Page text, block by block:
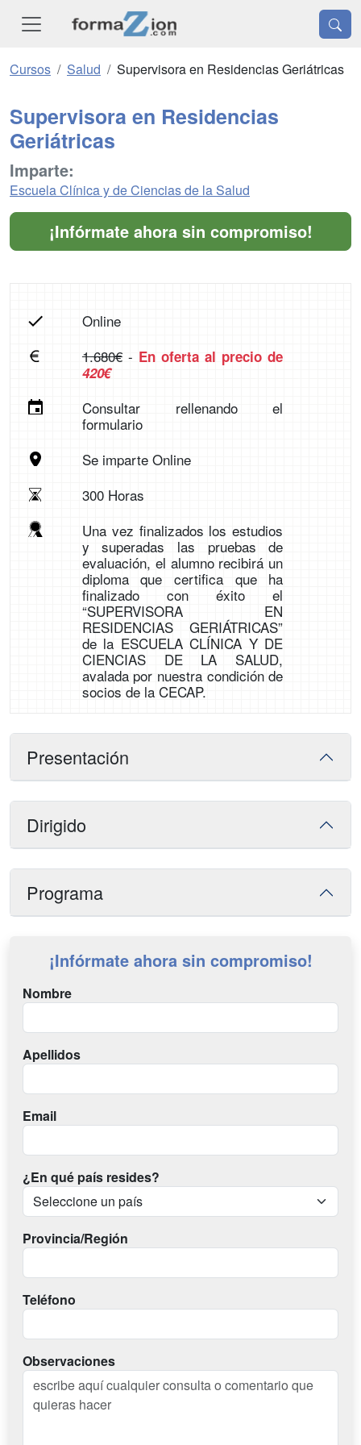
Cursos Salud Supervisora en Residencias Geriátricas
Supervisora en Residencias
Geriátricas
Imparte:
Escuela Clínica y de Ciencias de la Salud
¡Infórmate ahora sin compromiso!
Online
1.680€- En oferta al precio de
420€
Consultar rellenando el
formulario
Se imparte Online
300 Horas
Una vez finalizados los estudios
y superadas las pruebas de
evaluación, el alumno recibirá un
diploma que certifica que ha
finalizado con éxito el
“SUPERVISORA EN
RESIDENCIAS GERIÁTRICAS”
de la ESCUELA CLÍNICA Y DE
CIENCIAS DE LA SALUD,
avalada por nuestra condición de
socios de la CECAP.
Presentación
Dirigido
Programa
¡Infórmate ahora sin compromiso!
Nombre
Apellidos
Email
¿En qué país resides?
Provincia/Región
Teléfono
Observaciones